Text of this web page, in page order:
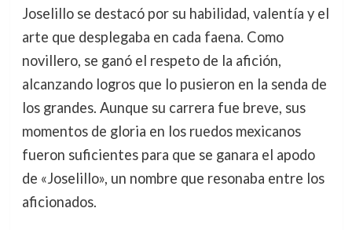
Joselillo se destacó por su habilidad, valentía y el
arte que desplegaba en cada faena. Como
novillero, se ganó el respeto de la afición,
alcanzando logros que lo pusieron en la senda de
los grandes. Aunque su carrera fue breve, sus
momentos de gloria en los ruedos mexicanos
fueron suficientes para que se ganara el apodo
de «Joselillo», un nombre que resonaba entre los
aficionados.